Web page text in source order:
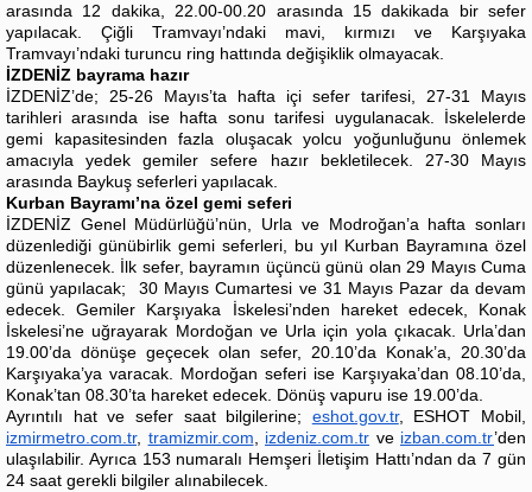
arasında 12 dakika, 22.00-00.20 arasında 15 dakikada bir sefer
yapılacak. Çiğli Tramvayı’ndaki mavi, kırmızı ve Karşıyaka
Tramvayı’ndaki turuncu ring hattında değişiklik olmayacak.
İZDENİZ bayrama hazır
İZDENİZ’de; 25-26 Mayıs’ta hafta içi sefer tarifesi, 27-31 Mayıs
tarihleri arasında ise hafta sonu tarifesi uygulanacak. İskelelerde
gemi kapasitesinden fazla oluşacak yolcu yoğunluğunu önlemek
amacıyla yedek gemiler sefere hazır bekletilecek. 27-30 Mayıs
arasında Baykuş seferleri yapılacak.
Kurban Bayramı’na özel gemi seferi
İZDENİZ Genel Müdürlüğü’nün, Urla ve Modroğan’a hafta sonları
düzenlediği günübirlik gemi seferleri, bu yıl Kurban Bayramına özel
düzenlenecek. İlk sefer, bayramın üçüncü günü olan 29 Mayıs Cuma
günü yapılacak; 30 Mayıs Cumartesi ve 31 Mayıs Pazar da devam
edecek. Gemiler Karşıyaka İskelesi’nden hareket edecek, Konak
İskelesi’ne uğrayarak Mordoğan ve Urla için yola çıkacak. Urla’dan
19.00’da dönüşe geçecek olan sefer, 20.10’da Konak’a, 20.30’da
Karşıyaka’ya varacak. Mordoğan seferi ise Karşıyaka’dan 08.10’da,
Konak’tan 08.30’ta hareket edecek. Dönüş vapuru ise 19.00’da.
Ayrıntılı hat ve sefer saat bilgilerine; eshot.gov.tr, ESHOT Mobil,
izmirmetro.com.tr, tramizmir.com izdeniz.com.tr ve izban.com.tr’den
ulaşılabilir. Ayrıca 153 numaralı Hemşeri İletişim Hattı’ndan da 7 gün
24 saat gerekli bilgiler alınabilecek.